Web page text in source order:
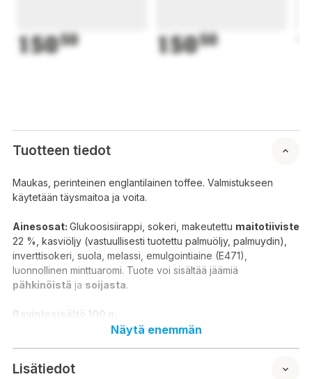
15050 15050
Tuotteen tiedot
Maukas, perinteinen englantilainen toffee. Valmistukseen
käytetään täysmaitoa ja voita.
Ainesosat: Glukoosisiirappi, sokeri, makeutettu maitotiiviste
22 %, kasviöljy (vastuullisesti tuotettu palmuöljy, palmuydin),
inverttisokeri, suola, melassi, emulgointiaine (E471),
luonnollinen minttuaromi. Tuote voi sisältää jäämiä
pähkinöistä ja soijasta.
Ravintosisältö 100 g:
Energia 1921 kJ / 465 kcal
Rasva 17,3 g, josta tyydyttynyttä 11 g
Hiilihydraatit 75,1 g, josta sokereita 49,9 g
Näytä enemmän
Lisätiedot